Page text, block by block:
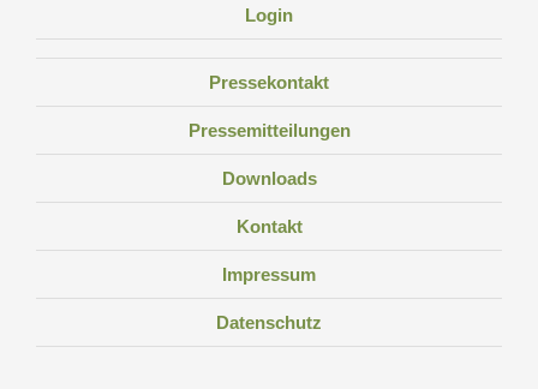
Login
Pressekontakt
Pressemitteilungen
Downloads
Kontakt
Impressum
Datenschutz